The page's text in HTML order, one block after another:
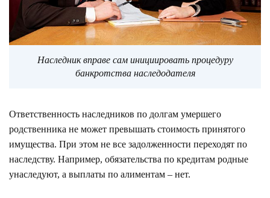
Наследник вправе сам инициировать процедуру
банкротства наследодателя
Ответственность наследников по долгам умершего
родственника не может превышать стоимость принятого
имущества. При этом не все задолженности переходят по
наследству. Например, обязательства по кредитам родные
унаследуют, а выплаты по алиментам – нет.